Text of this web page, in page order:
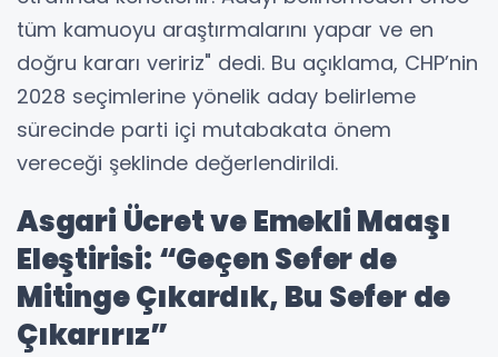
tüm kamuoyu araştırmalarını yapar ve en
doğru kararı veririz" dedi. Bu açıklama, CHP’nin
2028 seçimlerine yönelik aday belirleme
sürecinde parti içi mutabakata önem
vereceği şeklinde değerlendirildi.
Asgari Ücret ve Emekli Maaşı
Eleştirisi: “Geçen Sefer de
Mitinge Çıkardık, Bu Sefer de
Çıkarırız”